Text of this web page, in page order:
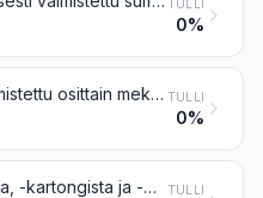
TULLI
0%
Puumassa, valmistettu osittain mekaanisella ja osittain kemiallisella menetelmällä TULLI
0%
Keräyspaperista, -kartongista ja -pahvista (-jätteestä) saaduista kuiduista tai muusta kuituisesta selluloosa-aineesta valmistettu massa TULLI